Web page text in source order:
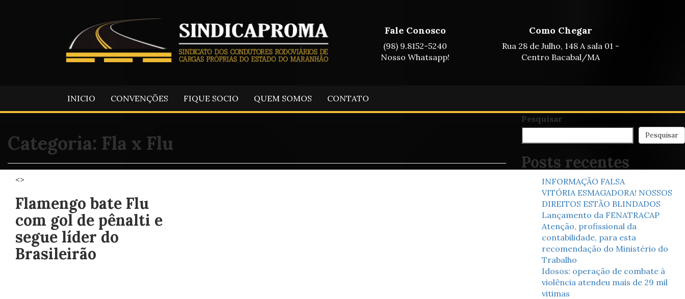
Fale Conosco
(98) 9.8152-5240
Nosso Whatsapp!
Como Chegar
Rua 28 de Julho, 148 A sala 01 -
Centro Bacabal/MA
INICIO CONVENÇÕES FIQUE SOCIO QUEM SOMOS CONTATO
Categoria: Fla x Flu
<>
Flamengo bate Flu
com gol de pênalti e
segue líder do
Brasileirão
Pesquisar
Pesquisar
Posts recentes
INFORMAÇÃO FALSA
VITÓRIA ESMAGADORA! NOSSOS
DIREITOS ESTÃO BLINDADOS
Lançamento da FENATRACAP
Atenção, profissional da
contabilidade, para esta
recomendação do Ministério do
Trabalho
Idosos: operação de combate à
violência atendeu mais de 29 mil
vitimas